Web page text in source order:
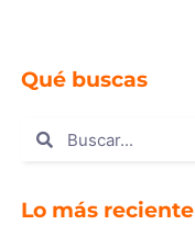
Qué buscas
Lo más reciente